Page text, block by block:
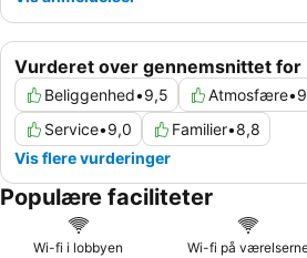
Vurderet over gennemsnittet for
Beliggenhed•9,5 Atmosfære•
Service•9,0 Familier•8,8
Vis flere vurderinger
Populære faciliteter
Wi-fi i lobbyen Wi-fi på